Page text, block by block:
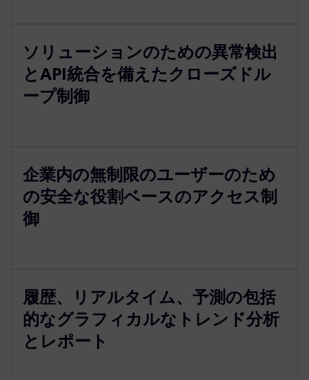
ソリューションのための異常検出
とAPI統合を備えたクローズドル
ープ制御
企業内の無制限のユーザーのため
の安全な役割ベースのアクセス制
御
履歴、リアルタイム、予測の包括
的なグラフィカルなトレンド分析
とレポート